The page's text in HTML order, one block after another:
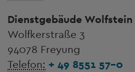
Dienstgebäude Wolfstein
Wolfkerstraße 3
94078 Freyung
Telefon: + 49 8551 57-0